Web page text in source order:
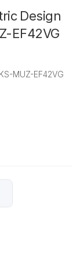
Design
EF42VG
MUZ-EF42VG